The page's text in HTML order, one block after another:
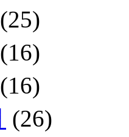
(25)
(16)
(16)
(26)